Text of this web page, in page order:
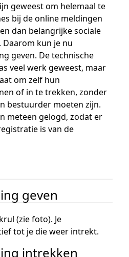
geweest om helemaal te
bij de online meldingen
dan belangrijke sociale
Daarom kun je nu
geven. De technische
veel werk geweest, maar
om zelf hun
of in te trekken, zonder
bestuurder moeten zijn.
meteen gelogd, zodat er
is van de
geven
(zie foto). Je
tot je die weer intrekt.
intrekken